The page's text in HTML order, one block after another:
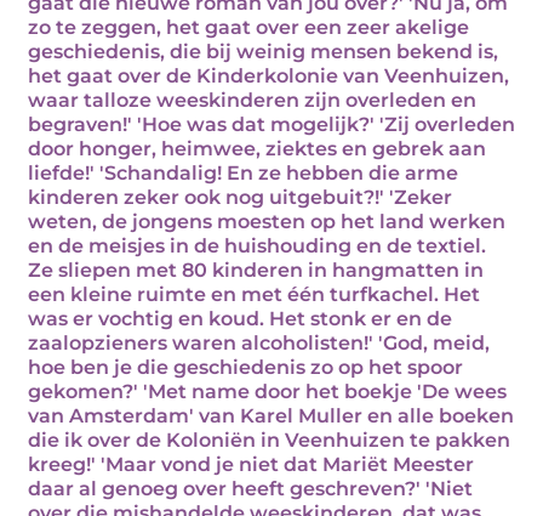
zo te zeggen, het gaat over een zeer akelige
geschiedenis, die bij weinig mensen bekend is,
het gaat over de Kinderkolonie van Veenhuizen,
waar talloze weeskinderen zijn overleden en
begraven!' 'Hoe was dat mogelijk?' 'Zij overleden
door honger, heimwee, ziektes en gebrek aan
liefde!' 'Schandalig! En ze hebben die arme
kinderen zeker ook nog uitgebuit?!' 'Zeker
weten, de jongens moesten op het land werken
en de meisjes in de huishouding en de textiel.
Ze sliepen met 80 kinderen in hangmatten in
een kleine ruimte en met één turfkachel. Het
was er vochtig en koud. Het stonk er en de
zaalopzieners waren alcoholisten!' 'God, meid,
hoe ben je die geschiedenis zo op het spoor
gekomen?' 'Met name door het boekje 'De wees
van Amsterdam' van Karel Muller en alle boeken
die ik over de Koloniën in Veenhuizen te pakken
kreeg!' 'Maar vond je niet dat Mariët Meester
daar al genoeg over heeft geschreven?' 'Niet